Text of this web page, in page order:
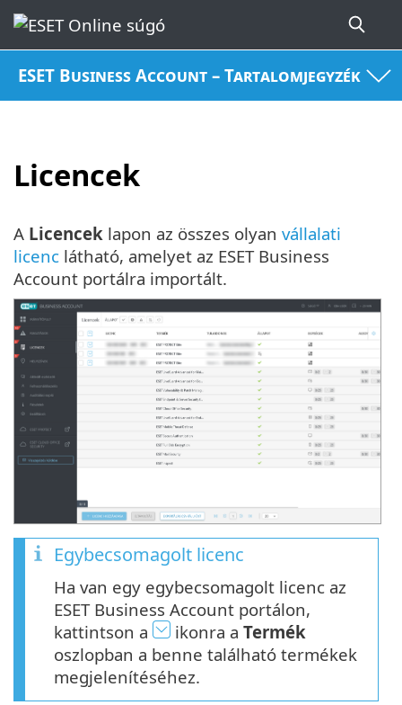
ESET Business Account – Tartalomjegyzék
Licencek
A Licencek lapon az összes olyan vállalati
licenc látható, amelyet az ESET Business
Account portálra importált.
Egybecsomagolt licenc
Ha van egy egybecsomagolt licenc az
ESET Business Account portálon,
kattintson a
ikonra a Termék
oszlopban a benne található termékek
megjelenítéséhez.